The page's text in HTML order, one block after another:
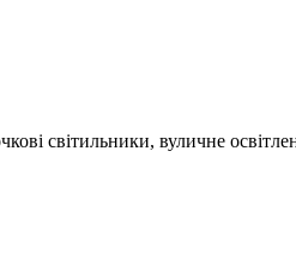
світильники, вуличне